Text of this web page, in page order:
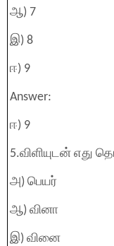
ஆ) 7
இ) 8
ஈ) 9
Answer:
ஈ) 9
5.விளியுடன் எது
அ) பெயர்
ஆ) வினா
இ) வினை